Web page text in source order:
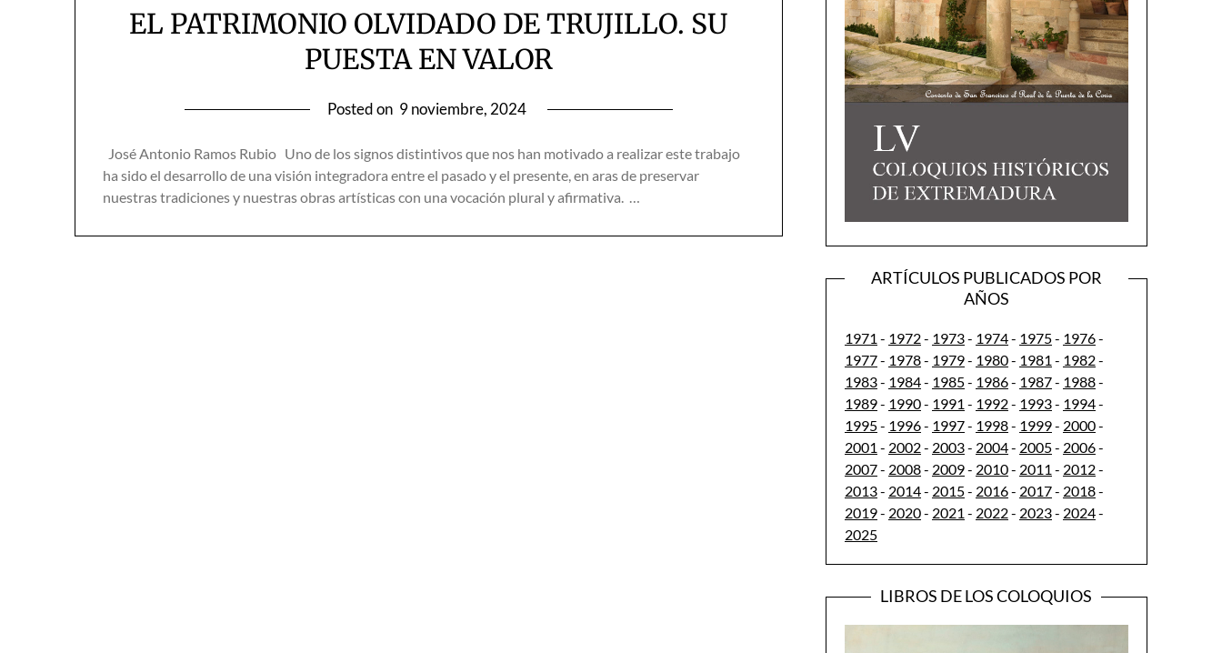
EL PATRIMONIO OLVIDADO DE TRUJILLO. SU
PUESTA EN VALOR
Posted on 9 noviembre, 2024
José Antonio Ramos Rubio Uno de los signos distintivos que nos han motivado a realizar este trabajo
ha sido el desarrollo de una visión integradora entre el pasado y el presente, en aras de preservar
nuestras tradiciones y nuestras obras artísticas con una vocación plural y afirmativa. …
ARTÍCULOS PUBLICADOS POR
AÑOS
1971 - 1972- 1973- 1974- 1975- 1976-
1977- 1978- 1979- 1980- 1981 - 1982-
1983- 1984- 1985- 1986- 1987- 1988-
1989- 1990- 1991 - 1992- 1993- 1994-
1995- 1996- 1997- 1998- 1999- 2000-
2001 - 2002- 2003- 2004- 2005- 2006-
2007- 2008- 2009- 2010- 2011 - 2012-
2013- 2014- 2015- 2016- 2017- 2018-
2019- 2020- 2021 - 2022- 2023- 2024-
2025
LIBROS DE LOS COLOQUIOS